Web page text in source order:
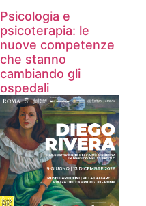
Psicologia e
psicoterapia: le
nuove competenze
che stanno
cambiando gli
ospedali